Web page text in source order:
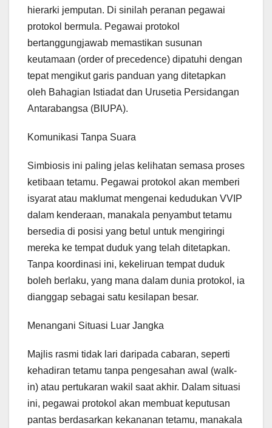
hierarki jemputan. Di sinilah peranan pegawai
protokol bermula. Pegawai protokol
bertanggungjawab memastikan susunan
keutamaan (order of precedence) dipatuhi dengan
tepat mengikut garis panduan yang ditetapkan
oleh Bahagian Istiadat dan Urusetia Persidangan
Antarabangsa (BIUPA).
Komunikasi Tanpa Suara
Simbiosis ini paling jelas kelihatan semasa proses
ketibaan tetamu. Pegawai protokol akan memberi
isyarat atau maklumat mengenai kedudukan VVIP
dalam kenderaan, manakala penyambut tetamu
bersedia di posisi yang betul untuk mengiringi
mereka ke tempat duduk yang telah ditetapkan.
Tanpa koordinasi ini, kekeliruan tempat duduk
boleh berlaku, yang mana dalam dunia protokol, ia
dianggap sebagai satu kesilapan besar.
Menangani Situasi Luar Jangka
Majlis rasmi tidak lari daripada cabaran, seperti
kehadiran tetamu tanpa pengesahan awal (walk-
in) atau pertukaran wakil saat akhir. Dalam situasi
ini, pegawai protokol akan membuat keputusan
pantas berdasarkan kekananan tetamu, manakala